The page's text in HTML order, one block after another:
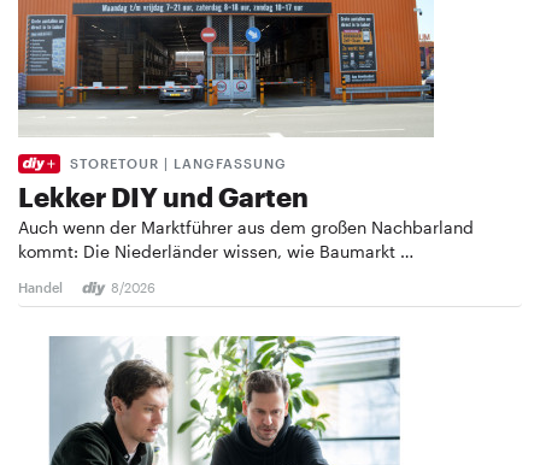
STORETOUR | LANGFASSUNG
Lekker DIY und Garten
Auch wenn der Marktführer aus dem großen Nachbarland
kommt: Die Niederländer wissen, wie Baumarkt …
Handel 8/2026